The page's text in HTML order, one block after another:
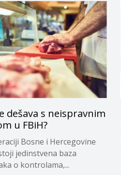
dešava s neispravnim
u FBiH?
Bosne i Hercegovine
jedinstvena baza
o kontrolama,...